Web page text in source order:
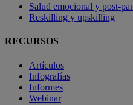
Salud emocional y post-
Reskilling y upskilling
RECURSOS
Artículos
Infografías
Informes
Webinar